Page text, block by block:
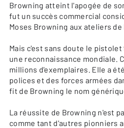
Browning atteint l'apogée de
fut un succès commercial
Moses Browning aux ateliers de
Mais c'est sans doute le
une reconnaissance mondiale.
millions d'exemplaires. Elle a
polices et des forces armées
fit de Browning le nom
La réussite de Browning n'est
comme tant d'autres pionniers